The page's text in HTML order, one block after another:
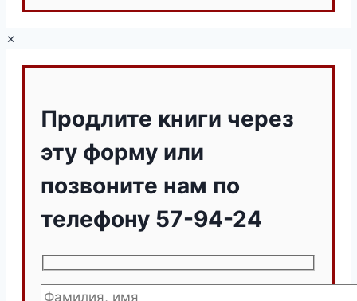
×
Продлите книги через
эту форму или
позвоните нам по
телефону 57-94-24